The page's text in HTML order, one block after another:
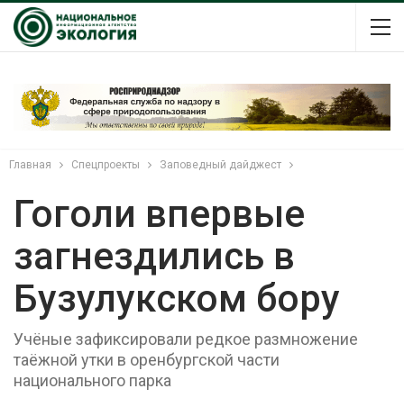
Главная Спецпроекты Заповедный дайджест
Гоголи впервые
загнездились в
Бузулукском бору
Учёные зафиксировали редкое размножение
таёжной утки в оренбургской части
национального парка